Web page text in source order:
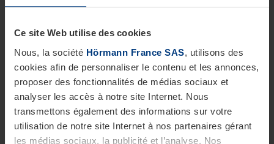
Ce site Web utilise des cookies
Nous, la société Hörmann France SAS, utilisons des
cookies afin de personnaliser le contenu et les annonces,
proposer des fonctionnalités de médias sociaux et
analyser les accès à notre site Internet. Nous
transmettons également des informations sur votre
utilisation de notre site Internet à nos partenaires gérant
les médias sociaux, la publicité et l’analyse. Nos